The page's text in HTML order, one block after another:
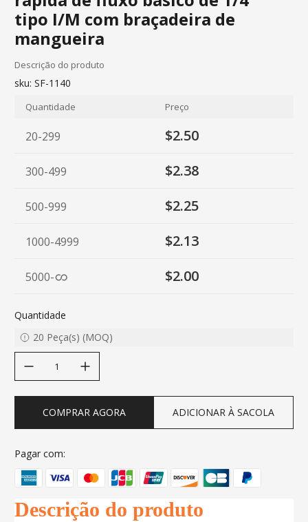
tipo I/M com braçadeira de
mangueira
Descrição do produto
sku: SF-1140
Quantidade Preço
20-299 $2.50
300-499 $2.38
500-999 $2.25
1000-4999 $2.13
5000- $2.00
Quantidade
20 Peça(s) (MOQ)
COMPRAR AGORA ADICIONAR À SACOLA
Pagar com:
Descrição do produto